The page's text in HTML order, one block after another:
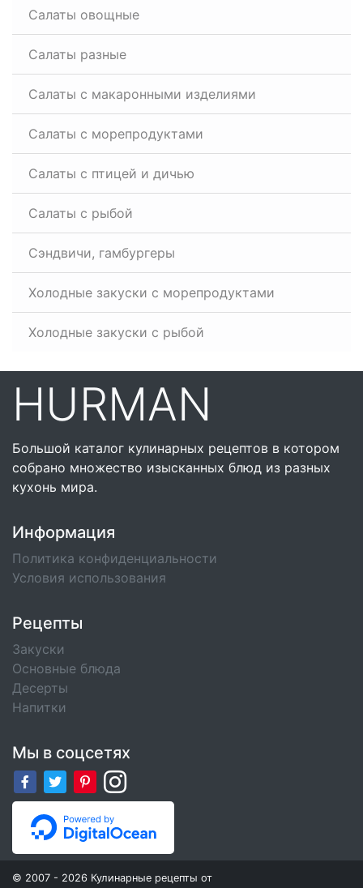
Салаты овощные
Салаты разные
Салаты с макаронными изделиями
Салаты с морепродуктами
Салаты с птицей и дичью
Салаты с рыбой
Сэндвичи, гамбургеры
Холодные закуски с морепродуктами
Холодные закуски с рыбой
HURMAN
Большой каталог кулинарных рецептов в котором
собрано множество изысканных блюд из разных
кухонь мира.
Информация
Политика конфиденциальности
Условия использования
Рецепты
Закуски
Основные блюда
Десерты
Напитки
Мы в соцсетях
© 2007 - 2026 Кулинарные рецепты от